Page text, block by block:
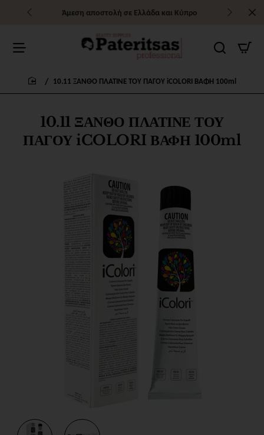
Άμεση αποστολή σε Ελλάδα και Κύπρο
10.11 ΞΑΝΘΟ ΠΛΑΤΙΝΕ ΤΟΥ
ΠΑΓΟΥ iCOLORI ΒΑΦΗ 100ml
10.11 ΞΑΝΘΟ ΠΛΑΤΙΝΕ ΤΟΥ ΠΑΓΟΥ iCOLORI ΒΑΦΗ 100ml